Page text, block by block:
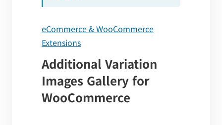
eCommerce & WooCommerce
Extensions
Additional Variation
Images Gallery for
WooCommerce